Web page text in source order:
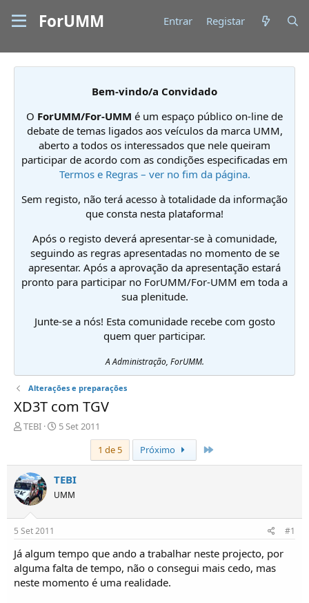
ForUMM Entrar Registar
Bem-vindo/a Convidado
O ForUMM/For-UMM é um espaço público on-line de
debate de temas ligados aos veículos da marca UMM,
aberto a todos os interessados que nele queiram
participar de acordo com as condições especificadas em
Termos e Regras – ver no fim da página.
Sem registo, não terá acesso à totalidade da informação
que consta nesta plataforma!
Após o registo deverá apresentar-se à comunidade,
seguindo as regras apresentadas no momento de se
apresentar. Após a aprovação da apresentação estará
pronto para participar no ForUMM/For-UMM em toda a
sua plenitude.
Junte-se a nós! Esta comunidade recebe com gosto
quem quer participar.
A Administração, ForUMM.
Alterações e preparações
XD3T com TGV
I
c
i
a
d
r
d
e
ó
p
TEBI
D
a
d
e
i
i
o
5 Set 2011
1 de 5
Próximo
TEBI
UMM
5 Set 2011 #1
Já algum tempo que ando a trabalhar neste projecto, por
alguma falta de tempo, não o consegui mais cedo, mas
neste momento é uma realidade.